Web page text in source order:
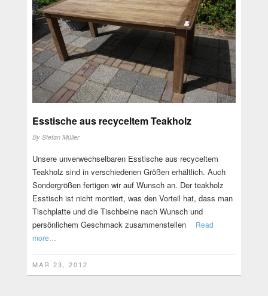
Esstische aus recyceltem Teakholz
By Stefan Müller
Unsere unverwechselbaren Esstische aus recyceltem
Teakholz sind in verschiedenen Größen erhältlich. Auch
Sondergrößen fertigen wir auf Wunsch an. Der teakholz
Esstisch ist nicht montiert, was den Vorteil hat, dass man
Tischplatte und die Tischbeine nach Wunsch und
persönlichem Geschmack zusammenstellen
Read
more…
MAR 23, 2012